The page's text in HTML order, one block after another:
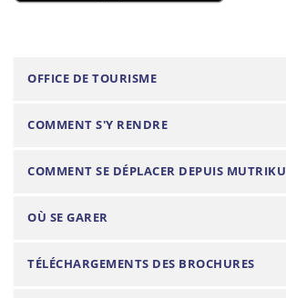
N
v
g
a
i
OFFICE DE TOURISME
COMMENT S'Y RENDRE
COMMENT SE DÉPLACER DEPUIS MUTRIKU
OÙ SE GARER
TÉLÉCHARGEMENTS DES BROCHURES